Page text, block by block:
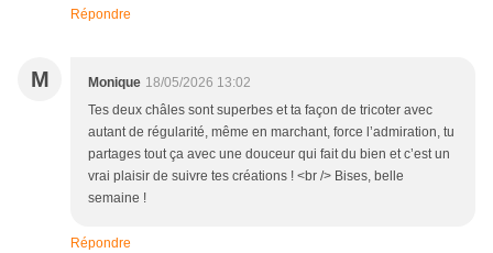
Répondre
M Monique 18/05/2026 13:02
Tes deux châles sont superbes et ta façon de tricoter avec
autant de régularité, même en marchant, force l’admiration, tu
partages tout ça avec une douceur qui fait du bien et c’est un
vrai plaisir de suivre tes créations ! <br /> Bises, belle
semaine !
Répondre